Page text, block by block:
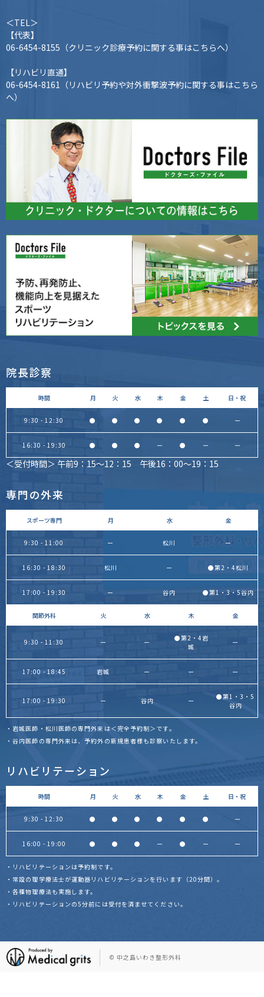
＜TEL＞
【代表】
06-6454-8155 （クリニック診療予約に関する事はこちらへ）
【リハビリ直通】
06-6454-8161 （リハビリ予約や対外衝撃波予約に関する事はこちら
へ）
院長診察
時間 月 火 水 木 金 土 日・祝
9:30 - 12:30 ● ● ● ● ● ● ー
16:30 - 19:30 ● ● ● ー ● ー ー
＜受付時間＞ 午前9：15～12：15 午後16：00～19：15
専門の外来
スポーツ専門 月 水 金
9:30 - 11:00 ー 松川 ー
16:30 - 18:30 松川 ー ●第2・4松川
17:00 - 19:30 ー 谷内 ●第1・3・5谷内
関節外科 火 水 木 金
9:30 - 11:30 ー ー
●第2・4岩
城
ー
17:00 - 18:45 岩城 ー ー ー
17:00 - 19:30 ー 谷内 ー
●第1・3・5
谷内
・岩城医師・松川医師の専門外来は＜完全予約制＞です。
・谷内医師の専門外来は、予約外の新規患者様も診察いたします。
リハビリテーション
時間 月 火 水 木 金 土 日・祝
9:30 - 12:30 ● ● ● ● ● ● ー
16:00 - 19:00 ● ● ● ー ● ー ー
・リハビリテーションは予約制です。
・常設の理学療法士が運動器リハビリテーションを行います（20分間）。
・各種物理療法も実施します。
・リハビリテーションの5分前には受付を済ませてください。
© 中之島いわき整形外科